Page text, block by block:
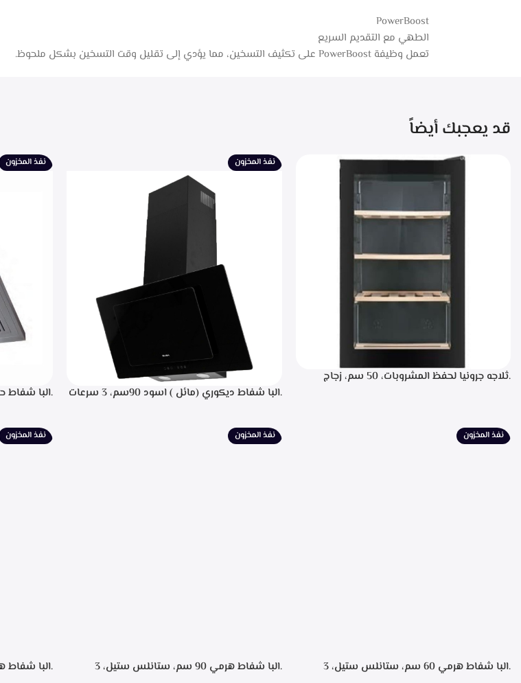
PowerBoost
الطهي مع التقديم السريع
تعمل وظيفة PowerBoost على تكثيف التسخين، مما يؤدي إلى تقليل وقت التسخين بشكل ملحوظ.
قد يعجبك أيضاً
.ثلاجه جرونيا لحفظ المشروبات، 50 سم، زجاج
نفذ المخزون
.البا شفاط ديكوري (مائل ) اسود 90سم، 3 سرعات
الطهي، فلاتر معدنيه لحجز الدهون من الابخره، قوه
نفذ المخزون
نفذ المخزون
.البا شفاط هرمي 60 سم، ستانلس ستيل، 3
نفذ المخزون
.البا شفاط هرمي 90 سم، ستانلس ستيل، 3
نفذ المخزون